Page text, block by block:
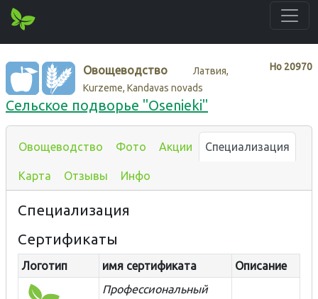
Нo 20970
Овощеводство
Латвия,
Kurzeme, Kandavas novads
Cельское подворье "Osenieki"
Овощеводство Фото Акции Специализация
Карта Отзывы Инфо
Специализация
Сертификаты
Логотип имя сертификата
Описание
Профессиональный